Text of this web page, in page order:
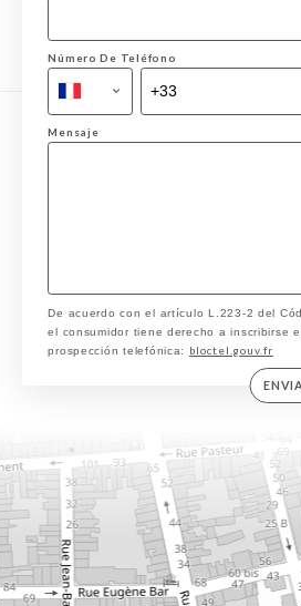
Número De Teléfono
Mensaje
De acuerdo con el artículo L.223-2 del
el consumidor tiene derecho a inscribirse
prospección telefónica: bloctel.gouv.fr